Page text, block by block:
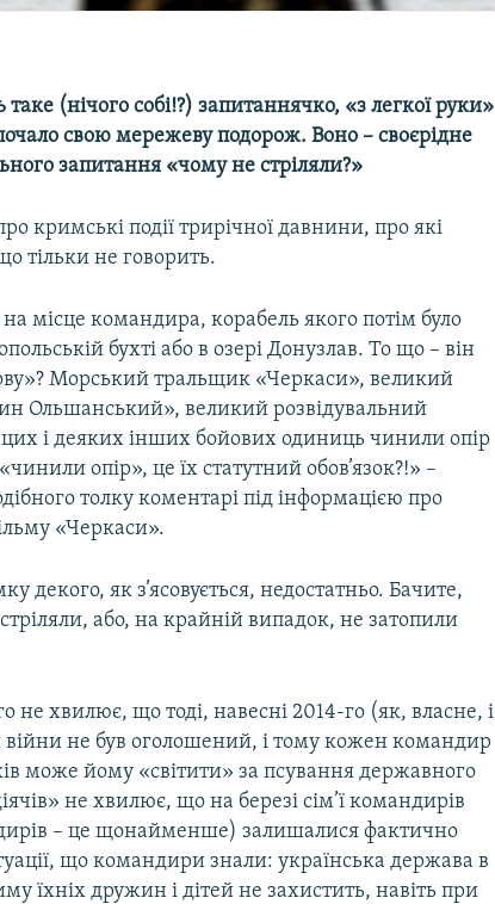
(нічого собі!?) запитаннячко, «з легкої руки»
свою мережеву подорож. Воно – своєрідне
запитання «чому не стріляли?»
кримські події трирічної давнини, про які
тільки не говорить.
місце командира, корабель якого потім було
бухті або в озері Донузлав. То що – він
Морський тральщик «Черкаси», великий
Ольшанський», великий розвідувальний
і деяких інших бойових одиниць чинили опір
опір», це їх статутний обов’язок?!» –
толку коментарі під інформацією про
«Черкаси».
декого, як з’ясовується, недостатньо. Бачите,
або, на крайній випадок, не затопили
не хвилює, що тоді, навесні 2014-го (як, власне, і
війни не був оголошений, і тому кожен командир
може йому «світити» за псування державного
не хвилює, що на березі сім’ї командирів
– це щонайменше) залишалися фактично
що командири знали: українська держава в
їхніх дружин і дітей не захистить, навіть при